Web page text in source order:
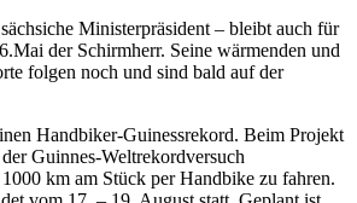
Ministerpräsident – bleibt auch für
der Schirmherr. Seine wärmenden und
folgen noch und sind bald auf der
Handbiker-Guinessrekord. Beim Projekt
Guinnes-Weltrekordversuch
km am Stück per Handbike zu fahren.